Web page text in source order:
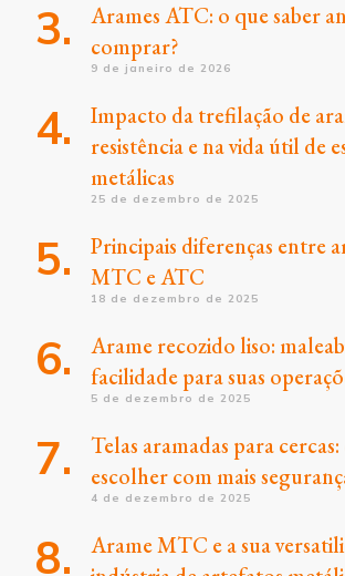
Arames ATC: o que saber
comprar?
9 de janeiro de 2026
Impacto da trefilação de
resistência e na vida útil de
metálicas
25 de dezembro de 2025
Principais diferenças entre
MTC e ATC
18 de dezembro de 2025
Arame recozido liso:
facilidade para suas
5 de dezembro de 2025
Telas aramadas para
escolher com mais
4 de dezembro de 2025
Arame MTC e a sua